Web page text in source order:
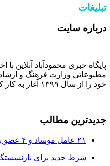
تبلیغات
درباره سایت
پایگاه خبری محمودآباد آنلاین با
خود را از سال ۱۳۹۹ آغاز به کار کرد.
جدیدترین مطالب
۲۱ عامل موساد و ۴ عضو باند‌های مسلح بازداشت شدند
شرط جدید برای